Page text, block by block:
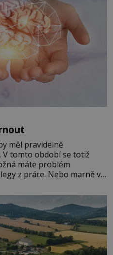
měl pravidelně
V tomto období se totiž
máte problém
z práce. Nebo marně v
kdyby se paměť